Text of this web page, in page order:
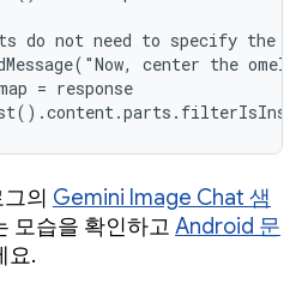
do not need to specify the
center the
= response
의 Gemini Image Chat 샘
모습을 확인하고 Android 문
요.